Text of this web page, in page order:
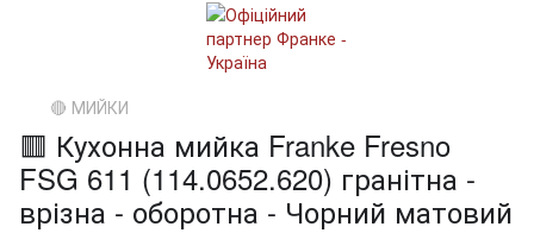
🔴 МИЙКИ
🟥 Кухонна мийка Franke Fresno
FSG 611 (114.0652.620) гранітна -
врізна - оборотна - Чорний матовий